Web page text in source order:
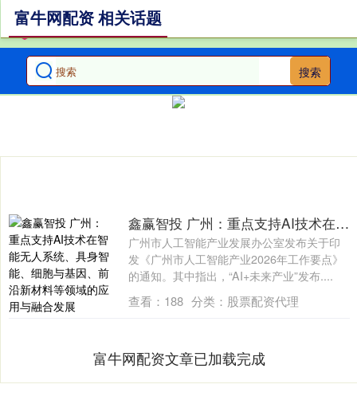
搜索
富牛网配资 相关话题
鑫赢智投 广州：重点支持AI技术在智能无人系统、具身智能、细胞与基因、前沿新材料等领域的应用与融合发展
广州市人工智能产业发展办公室发布关于印
发《广州市人工智能产业2026年工作要点》
的通知。其中指出，“AI+未来产业”发布....
查看： 188 分类： 股票配资代理
富牛网配资文章已加载完成